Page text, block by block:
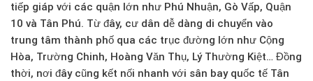
tiếp giáp với các quận lớn như Phú Nhuận, Gò Vấp, Quận
10 và Tân Phú. Từ đây, cư dân dễ dàng di chuyển vào
trung tâm thành phố qua các trục đường lớn như Cộng
Hòa, Trường Chinh, Hoàng Văn Thụ, Lý Thường Kiệt… Đồng
thời, nơi đây cũng kết nối nhanh với sân bay quốc tế Tân